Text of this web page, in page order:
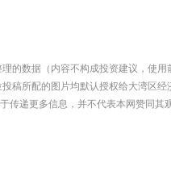
数据（内容不构成投资建议，使
所配的图片均默认授权给大湾区经
递更多信息，并不代表本网赞同其